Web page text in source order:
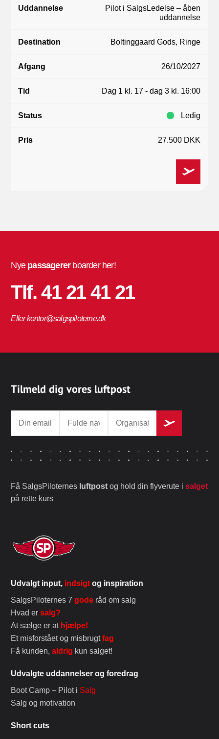
Pilot i SalgsLedelse – åben
uddannelse
Boltinggaard Gods, Ringe
26/10/2027
Dag 1 kl. 17 - dag 3 kl. 16:00
Ledig
27.500 DKK
Tilmeld dig vores luftpost
Få SalgsPiloternes luftpost og hold din flyverute isalget
på rette kurs
Nye passagererboarder her!
Tlf. 41 21 41 21
Eller kontor@salgspiloterne.dk
Udvalgt input, indsigt og inspiration
SalgsPiloternes 7gode råd om salg
Hvad ersalg?
At sælge er at hjælpe!
Et misforstået og misbrugtfag
Få kunden,aldrig kun salget!
Udvalgte uddannelser og foredrag
Boot Camp – Pilot i Salg
Salg og motivation
Short cuts